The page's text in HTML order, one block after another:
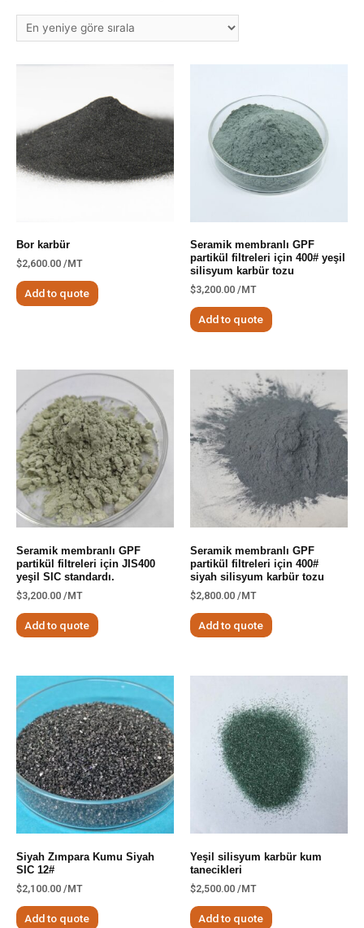
Bor karbür
$2,600.00 /MT
Add to quote
Seramik membranlı GPF
partikül filtreleri için 400# yeşil
silisyum karbür tozu
$3,200.00 /MT
Add to quote
Seramik membranlı GPF
partikül filtreleri için JIS400
yeşil SIC standardı.
$3,200.00 /MT
Add to quote
Seramik membranlı GPF
partikül filtreleri için 400#
siyah silisyum karbür tozu
$2,800.00 /MT
Add to quote
Siyah Zımpara Kumu Siyah
SIC 12#
$2,100.00 /MT
Add to quote
Yeşil silisyum karbür kum
tanecikleri
$2,500.00 /MT
Add to quote